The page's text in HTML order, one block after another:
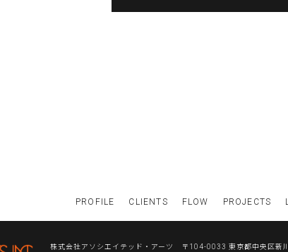
PROFILE CLIENTS FLOW PROJECTS
株式会社アソシエイテッド・アーツ 〒104-0033 東京都中央区新